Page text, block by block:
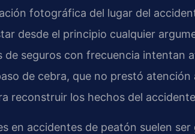
fotográfica del lugar del
desde el principio cualquier
de seguros con frecuencia intentan
de cebra, que no prestó
reconstruir los hechos del
en accidentes de peatón suelen